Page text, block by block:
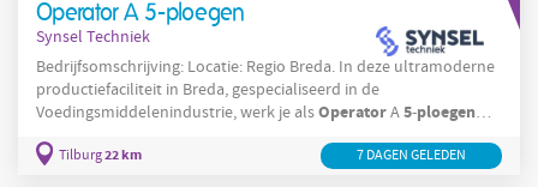
Operator A 5-ploegen
Synsel Techniek
Bedrijfsomschrijving: Locatie: Regio Breda. In deze ultramoderne
productiefaciliteit in Breda, gespecialiseerd in de
Voedingsmiddelenindustrie, werk je alsOperatorA5-ploegen
verantwoordelijk voor het bedienen van geautomatiseerde
Tilburg22 km 7 DAGEN GELEDEN